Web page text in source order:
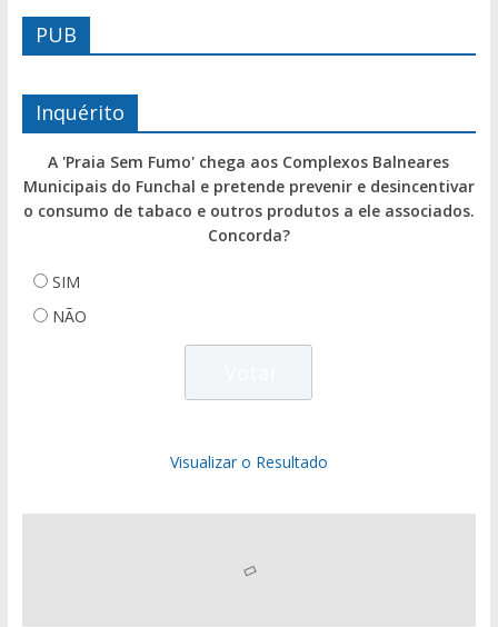
PUB
Inquérito
A 'Praia Sem Fumo' chega aos Complexos Balneares
Municipais do Funchal e pretende prevenir e desincentivar
o consumo de tabaco e outros produtos a ele associados.
Concorda?
SIM
NÃO
Visualizar o Resultado